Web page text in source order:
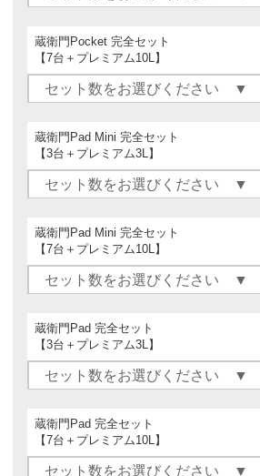
蔵衛門Pocket 完全セット
【7台＋プレミアム10L】
蔵衛門Pad Mini 完全セット
【3台＋プレミアム3L】
蔵衛門Pad Mini 完全セット
【7台＋プレミアム10L】
蔵衛門Pad 完全セット
【3台＋プレミアム3L】
蔵衛門Pad 完全セット
【7台＋プレミアム10L】